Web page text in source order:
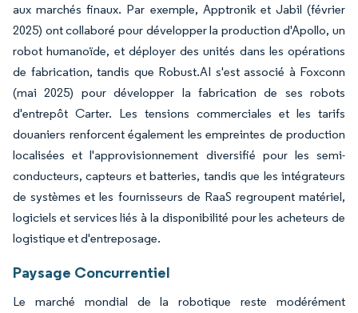
aux marchés finaux. Par exemple, Apptronik et Jabil (février
2025) ont collaboré pour développer la production d'Apollo, un
robot humanoïde, et déployer des unités dans les opérations
de fabrication, tandis que Robust.AI s'est associé à Foxconn
(mai 2025) pour développer la fabrication de ses robots
d'entrepôt Carter. Les tensions commerciales et les tarifs
douaniers renforcent également les empreintes de production
localisées et l'approvisionnement diversifié pour les semi-
conducteurs, capteurs et batteries, tandis que les intégrateurs
de systèmes et les fournisseurs de RaaS regroupent matériel,
logiciels et services liés à la disponibilité pour les acheteurs de
logistique et d'entreposage.
Paysage Concurrentiel
Le marché mondial de la robotique reste modérément